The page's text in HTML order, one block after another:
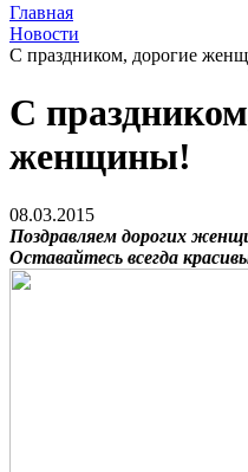
Главная
Новости
С праздником, дорогие
С
женщины!
08.03.2015
Поздравляем дорогих
Оставайтесь всегда